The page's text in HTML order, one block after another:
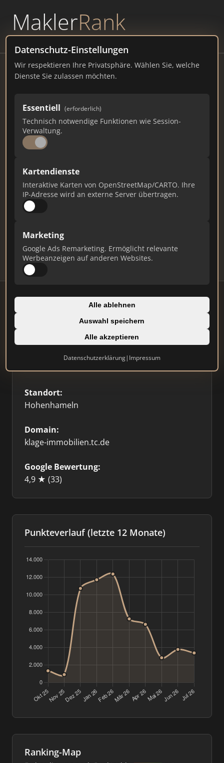
MaklerRank
powered byWAVEPOINT
Datenschutz-Einstellungen
Wir respektieren Ihre Privatsphäre. Wählen Sie, welche
Dienste Sie zulassen möchten.
Essentiell (erforderlich)
Technisch notwendige Funktionen wie Session-
Verwaltung.
Kartendienste
Interaktive Karten von OpenStreetMap/CARTO. Ihre
IP-Adresse wird an externe Server übertragen.
Marketing
Google Ads Remarketing. Ermöglicht relevante
Werbeanzeigen auf anderen Websites.
Alle ablehnen
Auswahl speichern
Alle akzeptieren
Datenschutzerklärung| Impressum
Klage Immobilien GmbH
klage-immobilien.tc.de
3.386
Ist das Ihr Unternehmen?
Verifizieren Sie Ihr Profil, bearbeiten Sie Ihre
Updates.
Profil beanspruchen
⭐ Etabliert
Einzelner Makler
Standort:
Hohenhameln
Domain:
klage-immobilien.tc.de
Google Bewertung:
4,9 ★ (33)
Punkteverlauf (letzte 12 Monate)
Ranking-Map